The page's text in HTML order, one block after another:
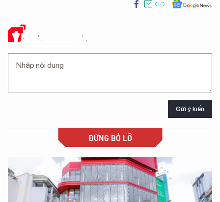
Ý KIẾN CỦA BẠN
Gửi ý kiến
ĐỪNG BỎ LỠ